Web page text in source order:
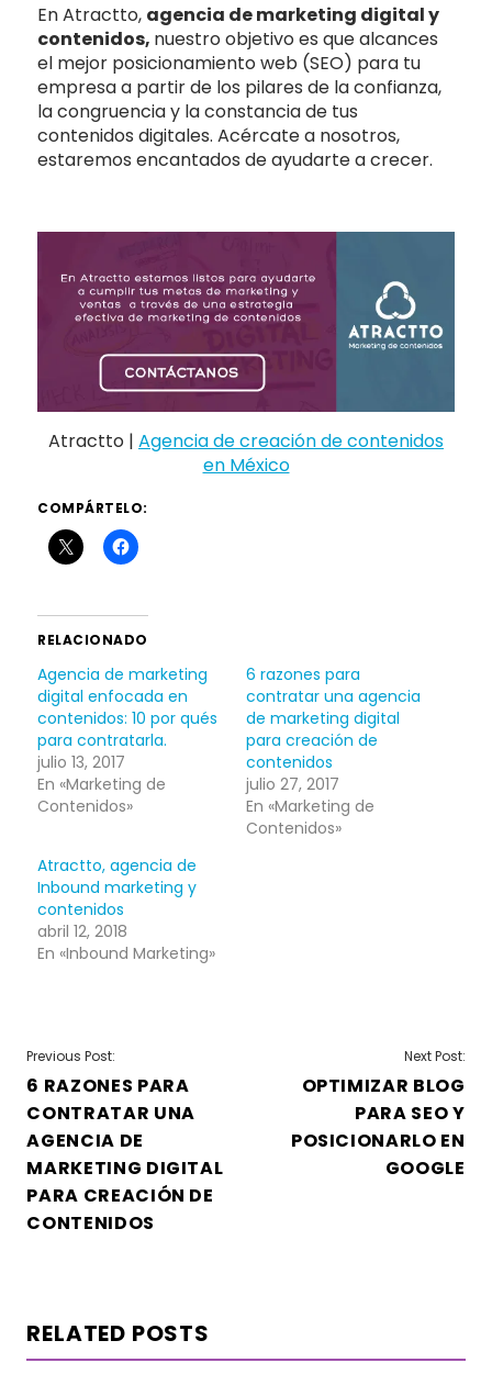
En Atractto, agencia de marketing digital y
contenidos, nuestro objetivo es que alcances
el mejor posicionamiento web (SEO) para tu
empresa a partir de los pilares de la confianza,
la congruencia y la constancia de tus
contenidos digitales. Acércate a nosotros,
estaremos encantados de ayudarte a crecer.
Atractto | Agencia de creación de contenidos
en México
COMPÁRTELO:
RELACIONADO
Agencia de marketing
digital enfocada en
contenidos: 10 por qués
para contratarla.
julio 13, 2017
En «Marketing de
Contenidos»
6 razones para
contratar una agencia
de marketing digital
para creación de
contenidos
julio 27, 2017
En «Marketing de
Contenidos»
Atractto, agencia de
Inbound marketing y
contenidos
abril 12, 2018
En «Inbound Marketing»
NAVEGACIÓN
DE
ENTRADAS
Previous Post:
6 RAZONES PARA
CONTRATAR UNA
AGENCIA DE
MARKETING DIGITAL
PARA CREACIÓN DE
CONTENIDOS
Next Post:
OPTIMIZAR BLOG
PARA SEO Y
POSICIONARLO EN
GOOGLE
RELATED POSTS